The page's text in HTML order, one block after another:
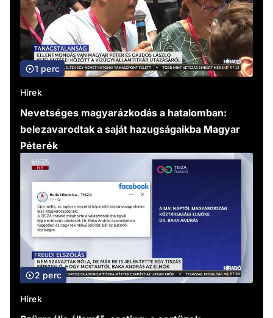
1 perc
Hírek
Nevetséges magyarázkodás a hatalomban:
belezavarodtak a saját hazugságaikba Magyar
Péterék
2 perc
Hírek